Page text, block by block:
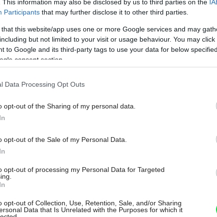
This information may also be disclosed by us to third parties on the
Participants that may further disclose it to other third parties.
that this website/app uses one or more Google services and may
but not limited to your visit or usage behaviour. You may
to Google and its third-party tags to use your data for below
consent section.
Data Processing Opt Outs
opt-out of the Sharing of my personal data.
opt-out of the Sale of my Personal Data.
opt-out of processing my Personal Data for Targeted
opt-out of Collection, Use, Retention, Sale, and/or Sharing
Data that Is Unrelated with the Purposes for which it
môže dom zmeniť?
Ani ten, kto poznal, aký dom stál na pôvodnom
miestne, na ktorom dnes stojí Vila M by určite neveril,
že moderná priestranná vila vznikla z pôvodného
trojpodlažného domu s prízemím zapusteným do
domácich. Čo všetko stavba skrýva?
KÚPEĽŇA, WC
Nechceli tuctovú